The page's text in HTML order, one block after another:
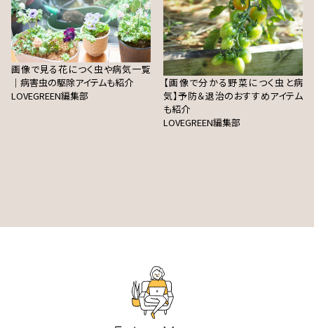
画像で見る花につく虫や病気一覧
｜病害虫の駆除アイテムも紹介
LOVEGREEN編集部
【画像で分かる野菜につく虫と病
気】予防＆退治のおすすめアイテム
も紹介
LOVEGREEN編集部